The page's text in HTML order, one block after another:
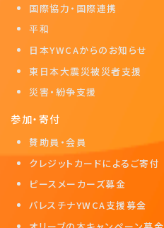
国際協力・国際連携
平和
日本YWCAからのお知らせ
東日本大震災被災者支援
災害・紛争支援
参加・寄付
賛助員・会員
クレジットカードによるご寄付
ピースメーカーズ募金
パレスチナYWCA支援募金